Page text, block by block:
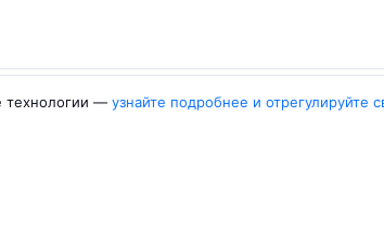
технологии — узнайте подробнее и отрегулируйте